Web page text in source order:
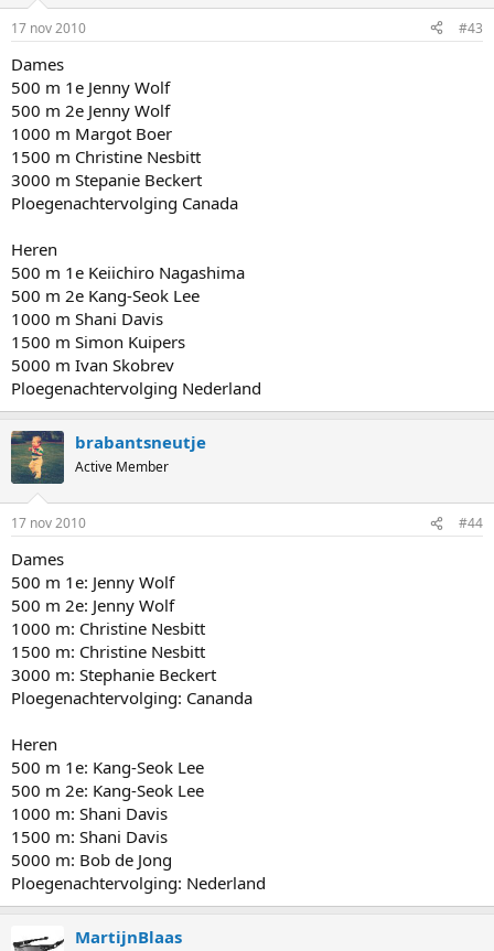
17 nov 2010 #43
Dames
500 m 1e Jenny Wolf
500 m 2e Jenny Wolf
1000 m Margot Boer
1500 m Christine Nesbitt
3000 m Stepanie Beckert
Ploegenachtervolging Canada
Heren
500 m 1e Keiichiro Nagashima
500 m 2e Kang-Seok Lee
1000 m Shani Davis
1500 m Simon Kuipers
5000 m Ivan Skobrev
Ploegenachtervolging Nederland
brabantsneutje
Active Member
17 nov 2010 #44
Dames
500 m 1e: Jenny Wolf
500 m 2e: Jenny Wolf
1000 m: Christine Nesbitt
1500 m: Christine Nesbitt
3000 m: Stephanie Beckert
Ploegenachtervolging: Cananda
Heren
500 m 1e: Kang-Seok Lee
500 m 2e: Kang-Seok Lee
1000 m: Shani Davis
1500 m: Shani Davis
5000 m: Bob de Jong
Ploegenachtervolging: Nederland
MartijnBlaas